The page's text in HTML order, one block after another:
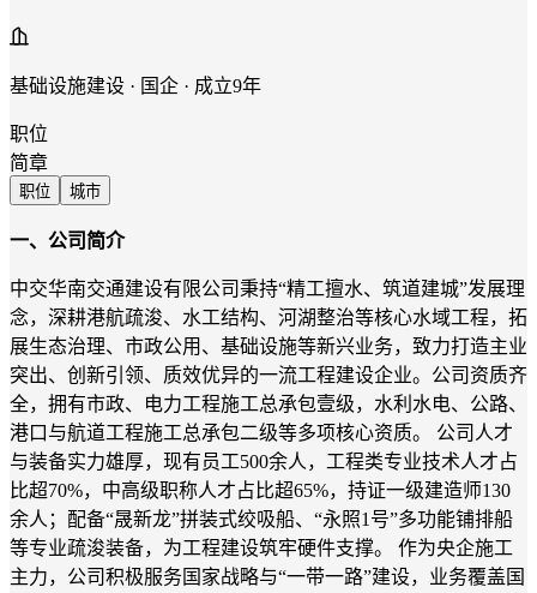
基础设施建设 · 国企 · 成立9年
职位
简章
职位 城市
一、公司简介
中交华南交通建设有限公司秉持“精工擅水、筑道建城”发展理
念，深耕港航疏浚、水工结构、河湖整治等核心水域工程，拓
展生态治理、市政公用、基础设施等新兴业务，致力打造主业
突出、创新引领、质效优异的一流工程建设企业。公司资质齐
全，拥有市政、电力工程施工总承包壹级，水利水电、公路、
港口与航道工程施工总承包二级等多项核心资质。 公司人才
与装备实力雄厚，现有员工500余人，工程类专业技术人才占
比超70%，中高级职称人才占比超65%，持证一级建造师130
余人；配备“晟新龙”拼装式绞吸船、“永照1号”多功能铺排船
等专业疏浚装备，为工程建设筑牢硬件支撑。 作为央企施工
主力，公司积极服务国家战略与“一带一路”建设，业务覆盖国